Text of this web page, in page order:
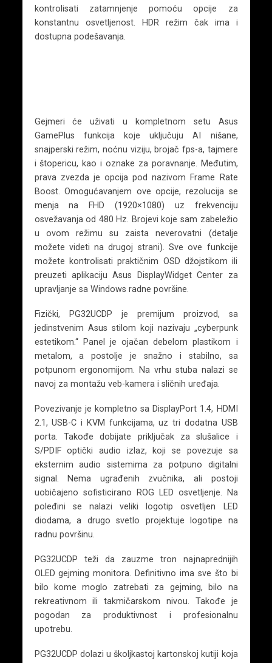
kontrolisati zatamnjenje pomoću opcije za
konstantnu osvetljenost. HDR režim čak ima i
dostupna podešavanja.
Gejmeri će uživati u kompletnom setu Asus
GamePlus funkcija koje uključuju AI nišane,
snajperski režim, noćnu viziju, brojač fps-a, tajmere
i štopericu, kao i oznake za poravnanje. Međutim,
prava zvezda je opcija pod nazivom Frame Rate
Boost. Omogućavanjem ove opcije, rezolucija se
menja na FHD (1920×1080) uz frekvenciju
osvežavanja od 480 Hz. Brojevi koje sam zabeležio
u ovom režimu su zaista neverovatni (detalje
možete videti na drugoj strani). Sve ove funkcije
možete kontrolisati praktičnim OSD džojstikom ili
preuzeti aplikaciju Asus DisplayWidget Center za
upravljanje sa Windows radne površine.
Fizički, PG32UCDP je premijum proizvod, sa
jedinstvenim Asus stilom koji nazivaju „cyberpunk
estetikom.“ Panel je ojačan debelom plastikom i
metalom, a postolje je snažno i stabilno, sa
potpunom ergonomijom. Na vrhu stuba nalazi se
navoj za montažu veb-kamera i sličnih uređaja.
Povezivanje je kompletno sa DisplayPort 1.4, HDMI
2.1, USB-C i KVM funkcijama, uz tri dodatna USB
porta. Takođe dobijate priključak za slušalice i
S/PDIF optički audio izlaz, koji se povezuje sa
eksternim audio sistemima za potpuno digitalni
signal. Nema ugrađenih zvučnika, ali postoji
uobičajeno sofisticirano ROG LED osvetljenje. Na
poleđini se nalazi veliki logotip osvetljen LED
diodama, a drugo svetlo projektuje logotipe na
radnu površinu.
PG32UCDP teži da zauzme tron najnaprednijih
OLED gejming monitora. Definitivno ima sve što bi
bilo kome moglo zatrebati za gejming, bilo na
rekreativnom ili takmičarskom nivou. Takođe je
pogodan za produktivnost i profesionalnu
upotrebu.
PG32UCDP dolazi u školjkastoj kartonskoj kutiji koja